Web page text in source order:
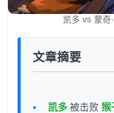
凯多 vs 蒙奇
文章摘要
凯多 被击败 猴